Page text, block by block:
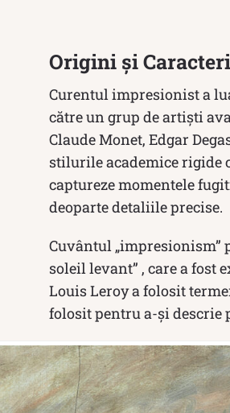
Origini și
Curentul impresionist a
către un grup de artiști
Claude Monet, Edgar
stilurile academice rigide
captureze momentele
deoparte detaliile precise.
Cuvântul „impresionism”
soleil levant” , care a fost
Louis Leroy a folosit
folosit pentru a-și descrie